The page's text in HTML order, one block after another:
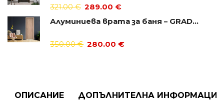
321.00€ 289.00 €
Алуминиева врата за баня – GRADDE цвят Дъб Вераде
350.00€ 280.00 €
ОПИСАНИЕ ДОПЪЛНИТЕЛНА ИНФОРМАЦИЯ